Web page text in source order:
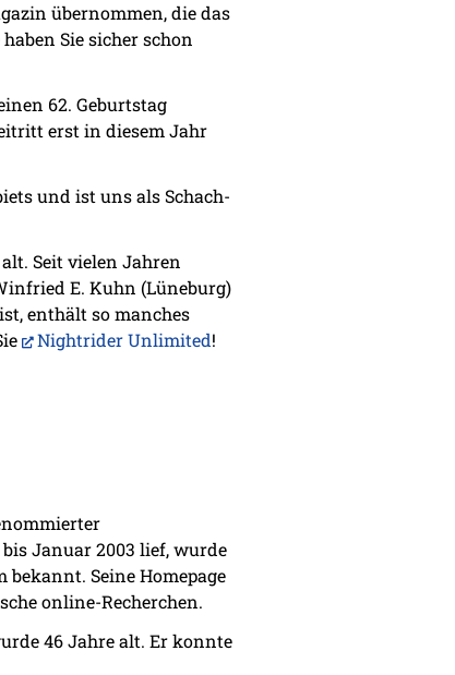
übernommen, die das
Sie sicher schon
62. Geburtstag
erst in diesem Jahr
und ist uns als Schach-
Seit vielen Jahren
E. Kuhn (Lüneburg)
enthält so manches
Nightrider Unlimited!
bis Januar 2003 lief, wurde
Seine Homepage
online-Recherchen.
46 Jahre alt. Er konnte